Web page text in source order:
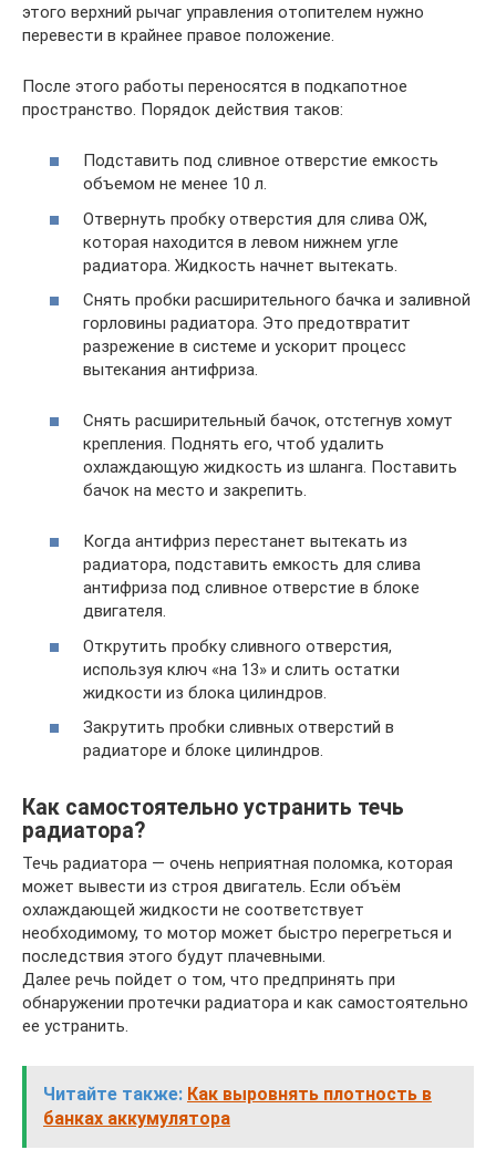
этого верхний рычаг управления отопителем нужно
перевести в крайнее правое положение.
После этого работы переносятся в подкапотное
пространство. Порядок действия таков:
Подставить под сливное отверстие емкость
объемом не менее 10 л.
Отвернуть пробку отверстия для слива ОЖ,
которая находится в левом нижнем угле
радиатора. Жидкость начнет вытекать.
Снять пробки расширительного бачка и заливной
горловины радиатора. Это предотвратит
разрежение в системе и ускорит процесс
вытекания антифриза.
Снять расширительный бачок, отстегнув хомут
крепления. Поднять его, чтоб удалить
охлаждающую жидкость из шланга. Поставить
бачок на место и закрепить.
Когда антифриз перестанет вытекать из
радиатора, подставить емкость для слива
антифриза под сливное отверстие в блоке
двигателя.
Открутить пробку сливного отверстия,
используя ключ «на 13» и слить остатки
жидкости из блока цилиндров.
Закрутить пробки сливных отверстий в
радиаторе и блоке цилиндров.
Как самостоятельно устранить течь
радиатора?
Течь радиатора — очень неприятная поломка, которая
может вывести из строя двигатель. Если объём
охлаждающей жидкости не соответствует
необходимому, то мотор может быстро перегреться и
последствия этого будут плачевными.
Далее речь пойдет о том, что предпринять при
обнаружении протечки радиатора и как самостоятельно
ее устранить.
Читайте также: Как выровнять плотность в
банках аккумулятора